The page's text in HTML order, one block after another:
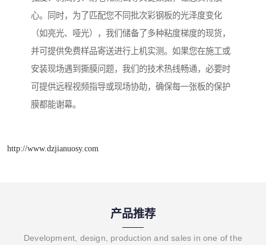
心。同时，为了匹配您不同批次彩钢板的光泽度变化
（如亮光、哑光），我们储备了多种粘度梯度的现货，
并可提供免费样品寄送进行上机实测。如果您在施工或
安装现场遇到撕膜问题，我们的技术热线畅通，必要时
可提供远程视频指导或现场协助，确保每一张板的保护
膜都能谢幕。
http://www.dzjianuosy.com
产品推荐
Development, design, production and sales in one of the